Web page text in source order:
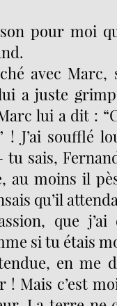
pour moi
avec Marc,
a juste
lui a dit :
! J’ai soufflé
sais,
au moins il
qu’il
que
si tu étais
en me
Mais c’est